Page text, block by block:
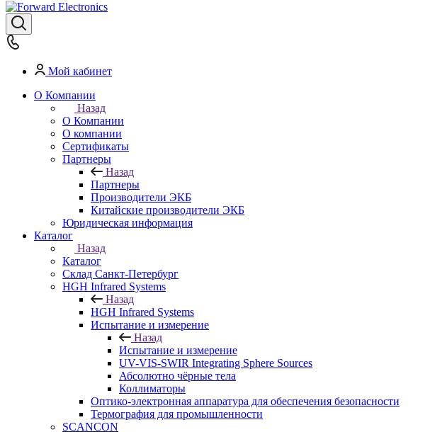
Мой кабинет
О Компании
Назад
О Компании
О компании
Сертификаты
Партнеры
Назад
Партнеры
Производители ЭКБ
Китайские производители ЭКБ
Юридическая информация
Каталог
Назад
Каталог
Cклад Санкт-Петербург
HGH Infrared Systems
Назад
HGH Infrared Systems
Испытание и измерение
Назад
Испытание и измерение
UV-VIS-SWIR Integrating Sphere Sources
Абсолютно чёрные тела
Коллиматоры
Оптико-электронная аппаратура для обеспечения безопасности
Термография для промышленности
SCANCON